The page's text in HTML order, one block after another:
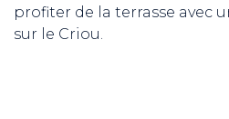
profiter de la terrasse avec
sur le Criou.